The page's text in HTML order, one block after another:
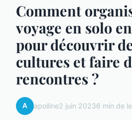
Comment
voyage en solo
pour découvrir
cultures et faire
rencontres ?
A apolline2 juin 20236 min de